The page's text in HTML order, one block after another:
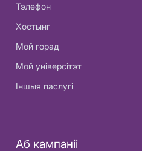
Тэлефон
Хостынг
Мой горад
Мой універсітэт
Іншыя паслугі
Аб кампаніі